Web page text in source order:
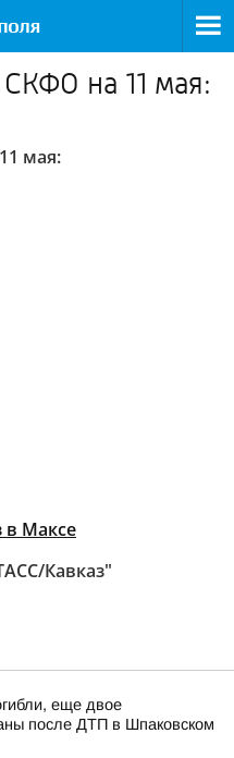
на 11 мая:
мая:
в Максе
Кавказ"
еще двое
после ДТП в Шпаковском